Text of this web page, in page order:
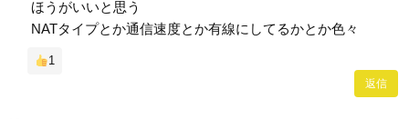
ほうがいいと思う
NATタイプとか通信速度とか有線にしてるかとか色々
1
返信